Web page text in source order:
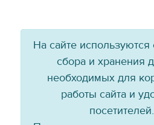
На сайте
сбора и хранения
необходимых для
работы сайта и
посетителей.